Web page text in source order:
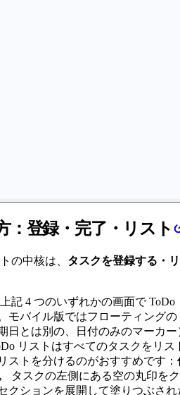
：登録・完了・リスト
の中核は、 タスクを登録する・
上記 4 つのいずれかの画面で
モバイル版ではフローティングの
日とは別の、日付のみのマーカー
リストはすべてのタスクをリ
ストを分けるのがおすすめです：
タスクの左側にある空の丸印を
クションを展開して塗りつぶされ